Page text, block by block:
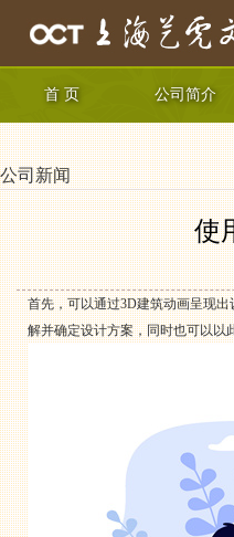
首 页 公司简介
公司新闻
使
首先，可以通过3D建筑动画呈现
解并确定设计方案，同时也可以以